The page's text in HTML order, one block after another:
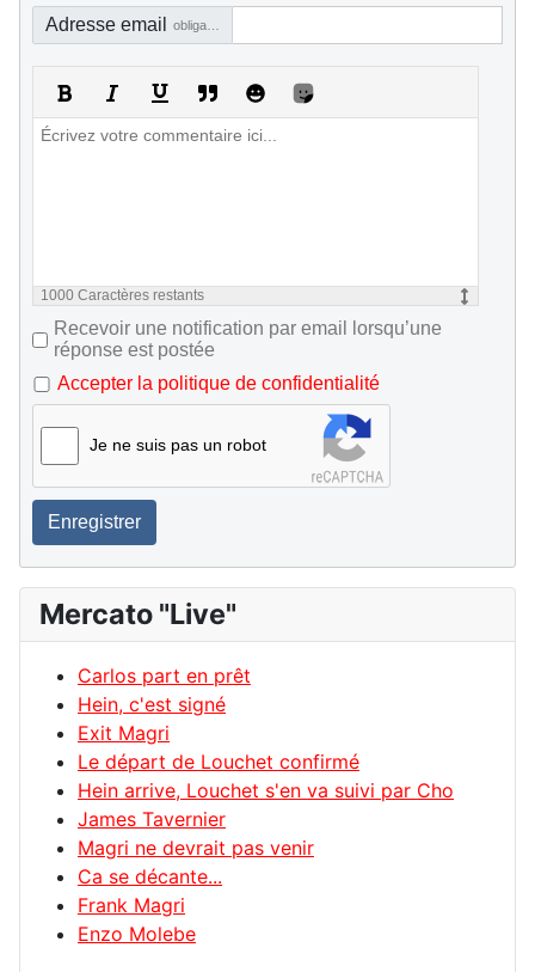
Adresse email
1000 Caractères restants
Recevoir une notification par email lorsqu’une
réponse est postée
Accepter la politique de confidentialité
Je ne suis pas un robot
Enregistrer
Mercato "Live"
Carlos part en prêt
Hein, c'est signé
Exit Magri
Le départ de Louchet confirmé
Hein arrive, Louchet s'en va suivi par Cho
James Tavernier
Magri ne devrait pas venir
Ca se décante...
Frank Magri
Enzo Molebe